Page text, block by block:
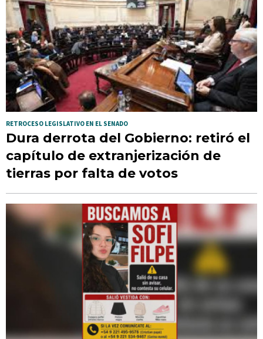
RETROCESO LEGISLATIVO EN EL SENADO
Dura derrota del Gobierno: retiró el
capítulo de extranjerización de
tierras por falta de votos